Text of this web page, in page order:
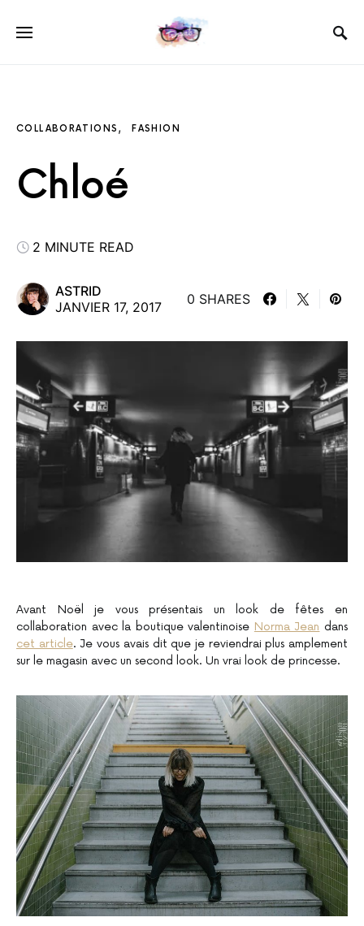
COLLABORATIONS FASHION
Chloé
2 MINUTE READ
ASTRID
JANVIER 17, 2017
0 SHARES
Avant Noël je vous présentais un look de fêtes en
collaboration avec la boutique valentinoise Norma Jean dans
cet article. Je vous avais dit que je reviendrai plus amplement
sur le magasin avec un second look. Un vrai look de princesse.